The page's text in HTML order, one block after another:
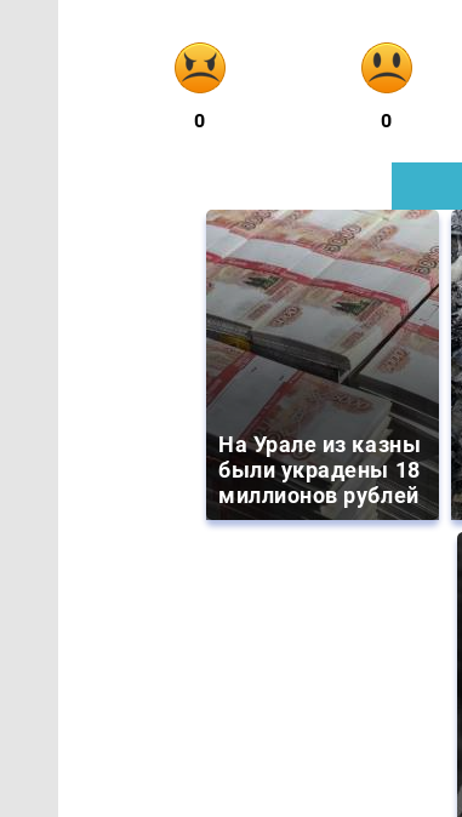
0 0
На Урале из казны
были украдены 18
миллионов рублей